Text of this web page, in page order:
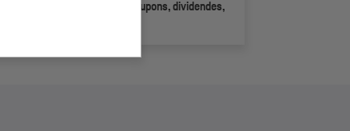
de flux de paiement (coupons, dividendes,